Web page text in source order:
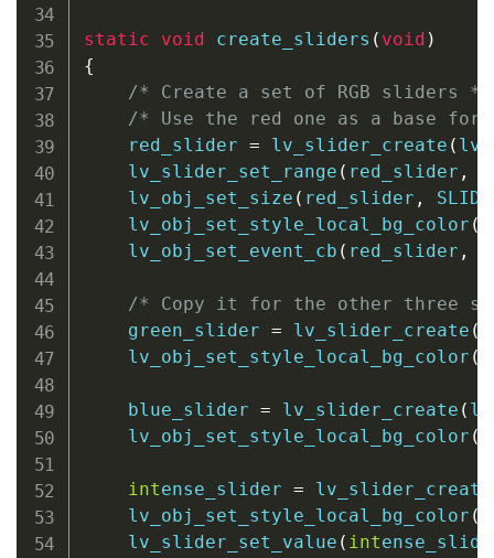
static void create_sliders ( void )
{
/* Create a set of RGB sliders */
/* Use the red one as a base
    red_slider
= lv_slider_create (
lv_slider_set_range ( red_slider ,
lv_obj_set_size ( red_slider ,
lv_obj_set_style_local_bg_color (
lv_obj_set_event_cb ( red_slider ,
/* Copy it for the other three
    green_slider
= lv_slider_create (
lv_obj_set_style_local_bg_color (
    blue_slider
= lv_slider_create (
lv_obj_set_style_local_bg_color (
intense_slider = lv_slider_create
lv_obj_set_style_local_bg_color (
lv_slider_set_value ( int